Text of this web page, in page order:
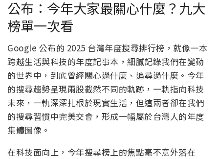
公布：今年大家最關心什麼？九大
榜單一次看
Google 公布的 2025 台灣年度搜尋排行榜，就像一本
跨越生活與科技的年度記事本，細膩記錄我們在變動
的世界中，到底曾經關心過什麼、追尋過什麼。今年
的搜尋趨勢呈現兩股截然不同的軌跡，一軌指向科技
未來，一軌深深扎根於現實生活，但這兩者卻在我們
的搜尋習慣中完美交會，形成一幅屬於台灣人的年度
集體圖像。
在科技面向上，今年搜尋榜上的焦點毫不意外落在